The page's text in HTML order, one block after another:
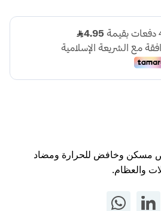
50 مجم 20 قرص مسكن وخافض للحرارة ومضاد
والعظام.